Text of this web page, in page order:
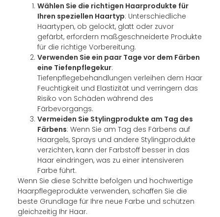
Wählen Sie die richtigen Haarprodukte für
Ihren speziellen Haartyp: Unterschiedliche
Haartypen, ob gelockt, glatt oder zuvor
gefärbt, erfordern maßgeschneiderte Produkte
für die richtige Vorbereitung.
Verwenden Sie ein paar Tage vor dem Färben
eine Tiefenpflegekur:
Tiefenpflegebehandlungen verleihen dem Haar
Feuchtigkeit und Elastizität und verringern das
Risiko von Schäden während des
Färbevorgangs.
Vermeiden Sie Stylingprodukte am Tag des
Färbens: Wenn Sie am Tag des Färbens auf
Haargels, Sprays und andere Stylingprodukte
verzichten, kann der Farbstoff besser in das
Haar eindringen, was zu einer intensiveren
Farbe führt.
Wenn Sie diese Schritte befolgen und hochwertige
Haarpflegeprodukte verwenden, schaffen Sie die
beste Grundlage für Ihre neue Farbe und schützen
gleichzeitig Ihr Haar.